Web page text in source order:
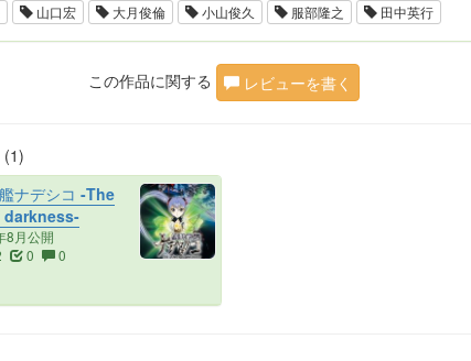
山口宏 大月俊倫 小山俊久 服部隆之 田中英行
この作品に関する レビューを書く
ナデシコ -The
月公開
0 0